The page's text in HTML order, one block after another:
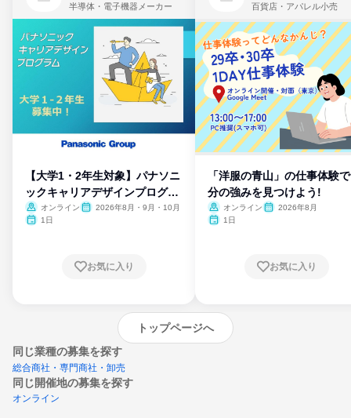
半導体・電子機器メーカー
【大学1・2年生対象】パナソニ
ックキャリアデザインプログラ
ム
オンライン
2026年8月・9月・10月
1日
お気に入り
百貨店・アパレル小売
「洋服の青山」の仕事体験
分の強みを見つけよう!
オンライン
2026年8月
1日
お気に入り
トップページへ
同じ業種の募集を探す
総合商社・専門商社・卸売
同じ開催地の募集を探す
オンライン